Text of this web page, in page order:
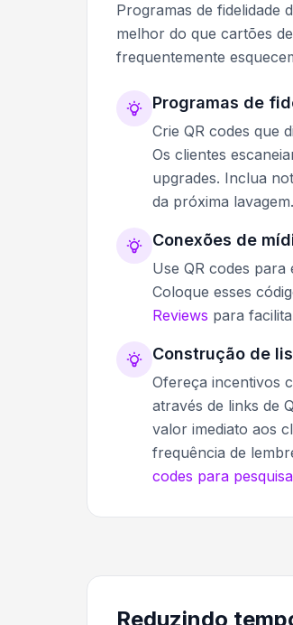
Programas de fidelidade
melhor do que cartões
frequentemente
Programas de
Crie QR codes que
Os clientes
upgrades. Inclua
da próxima lavagem.
Conexões de
Use QR codes
Coloque esses
Reviews para
Construção de
Ofereça incentivos
através de links de
valor imediato aos
frequência de
codes para
Reduzindo